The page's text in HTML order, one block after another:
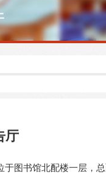
多媒体资源
厅
于图书馆北配楼一层，